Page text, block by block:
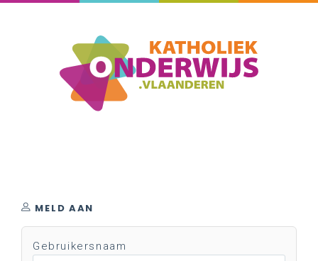
MELD AAN
Gebruikersnaam